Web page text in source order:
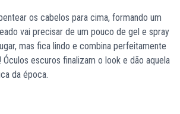
os cabelos para cima, formando um
vai precisar de um pouco de gel e spray
mas fica lindo e combina perfeitamente
! Óculos escuros finalizam o look e dão aquela
da época.